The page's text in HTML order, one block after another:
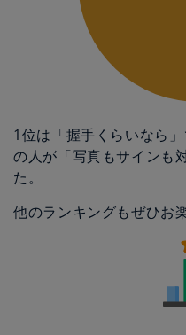
1位は「握手くらいなら
の人が「写真もサインも
た。
他のランキングもぜひお